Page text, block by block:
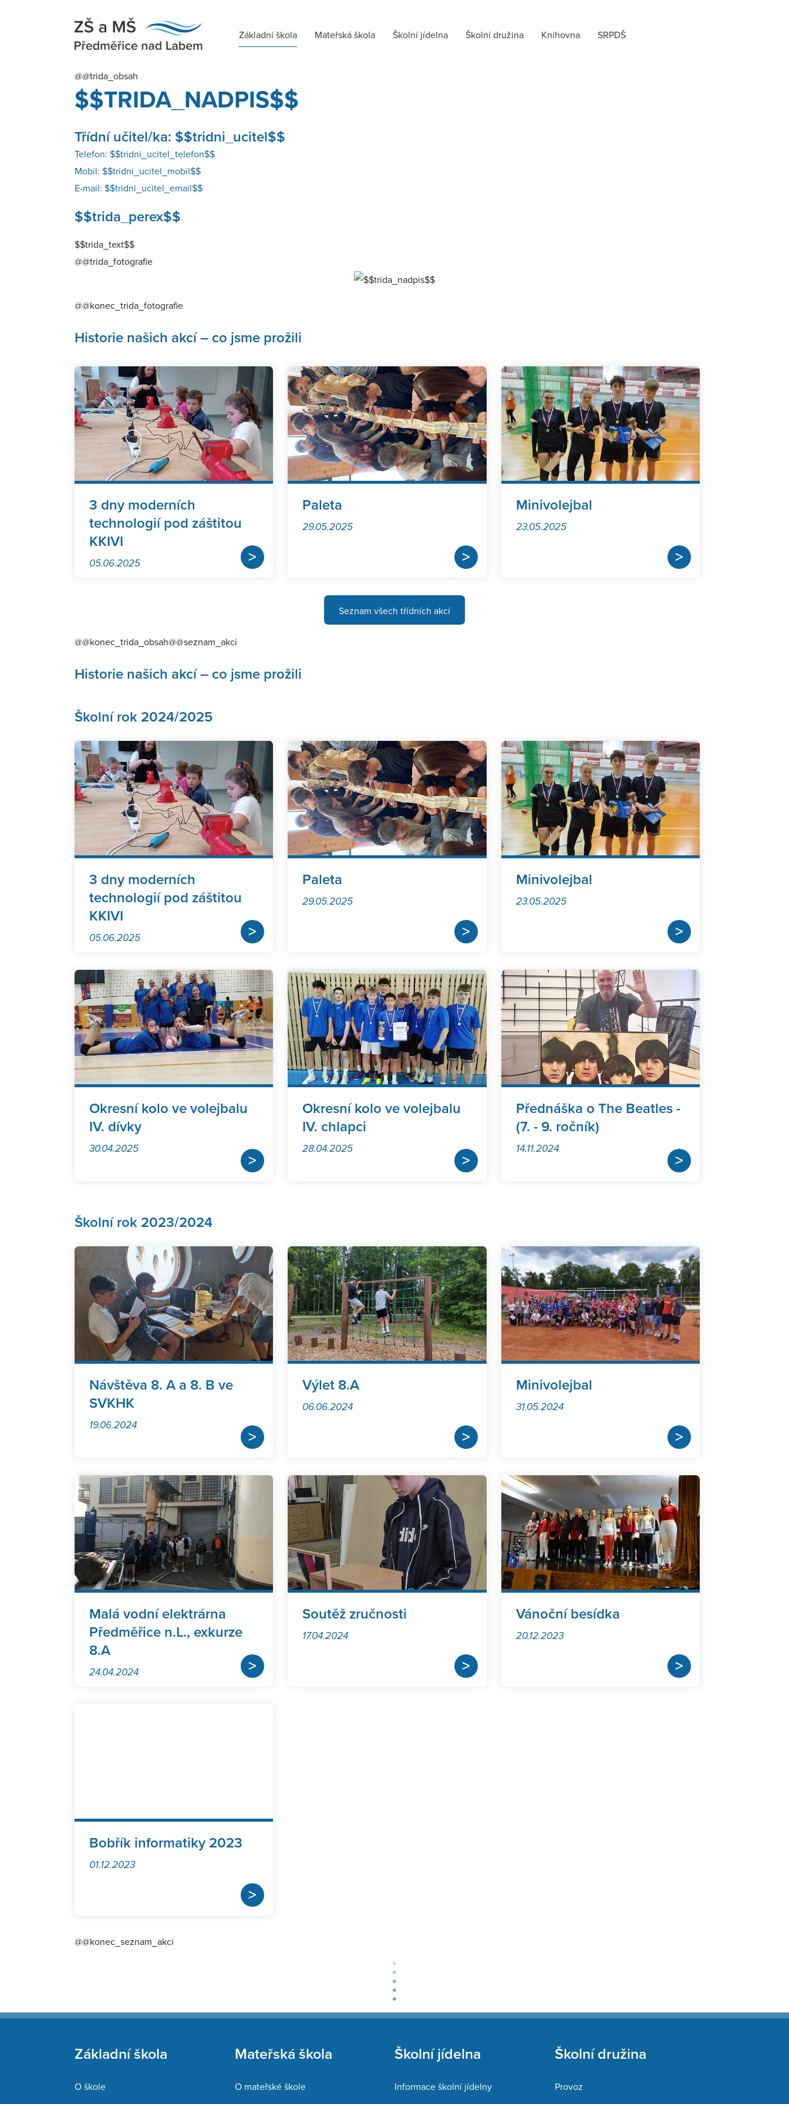
Základní škola Mateřská škola Školní jídelna Školní družina Knihovna SRPDŠ
@@trida_obsah
$$TRIDA_NADPIS$$
Třídní učitel/ka: $$tridni_ucitel$$
Telefon: $$tridni_ucitel_telefon$$
Mobil: $$tridni_ucitel_mobil$$
E-mail: $$tridni_ucitel_email$$
$$trida_perex$$
$$trida_text$$
@@trida_fotografie
@@konec_trida_fotografie
Historie našich akcí – co jsme prožili
3 dny moderních
technologií pod záštitou
KKIVI
05.06.2025 >
Paleta
29.05.2025
>
Minivolejbal
23.05.2025
>
Seznam všech třídních akcí
@@konec_trida_obsah@@seznam_akci
Historie našich akcí – co jsme prožili
Školní rok 2024/2025
3 dny moderních
technologií pod záštitou
KKIVI
05.06.2025 >
Paleta
29.05.2025
>
Minivolejbal
23.05.2025
>
Okresní kolo ve volejbalu
IV. dívky
30.04.2025
>
Okresní kolo ve volejbalu
IV. chlapci
28.04.2025
>
Přednáška o The Beatles -
(7. - 9. ročník)
14.11.2024
>
Školní rok 2023/2024
Návštěva 8. A a 8. B ve
SVKHK
19.06.2024
>
Výlet 8.A
06.06.2024
>
Minivolejbal
31.05.2024
>
Malá vodní elektrárna
Předměřice n.L., exkurze
8.A
24.04.2024 >
Soutěž zručnosti
17.04.2024
>
Vánoční besídka
20.12.2023
>
Bobřík informatiky 2023
01.12.2023
>
@@konec_seznam_akci
Základní škola
O škole
Mateřská škola
O mateřské škole
Školní jídelna
Informace školní jídelny
Školní družina
Provoz